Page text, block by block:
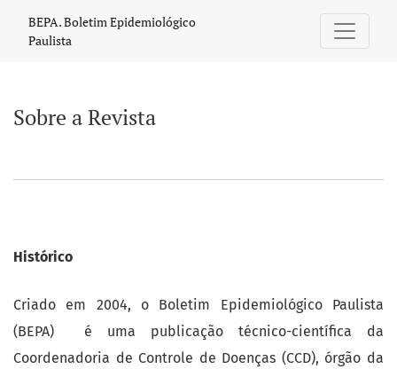
Sobre a Revista
BEPA. Boletim Epidemiológico
Paulista
Sobre a Revista
Histórico
Criado em 2004, o Boletim Epidemiológico Paulista
(BEPA) é uma publicação técnico-científica da
Coordenadoria de Controle de Doenças (CCD), órgão da